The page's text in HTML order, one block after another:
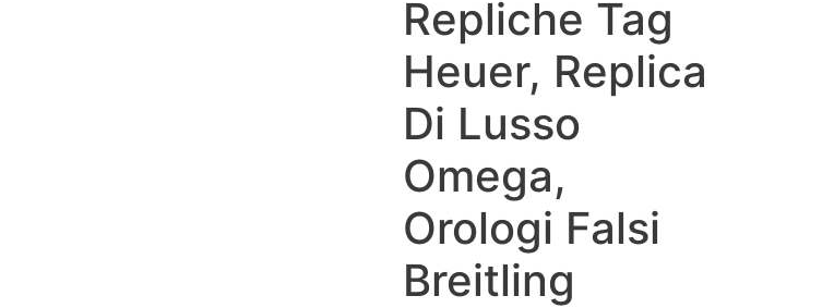
Repliche Tag
Heuer, Replica
Di Lusso
Omega,
Orologi Falsi
Breitling